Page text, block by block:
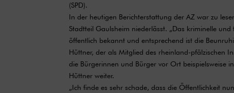
(SPD).
In der heutigen Berichterstattung der AZ war zu
Stadtteil Gaulsheim niederlässt. „Das kriminelle
öffentlich bekannt und entsprechend ist die
Hüttner, der als Mitglied des rheinland-pfälzischen
die Bürgerinnen und Bürger vor Ort beispielsweise
Hüttner weiter.
„Ich finde es sehr schade, dass die Öffentlichkeit